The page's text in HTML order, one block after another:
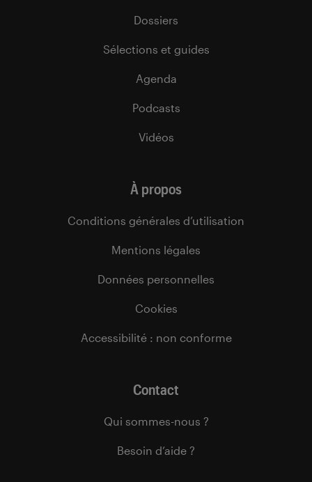
Dossiers
Sélections et guides
Agenda
Podcasts
Vidéos
À propos
Conditions générales d’utilisation
Mentions légales
Données personnelles
Cookies
Accessibilité : non conforme
Contact
Qui sommes-nous ?
Besoin d’aide ?